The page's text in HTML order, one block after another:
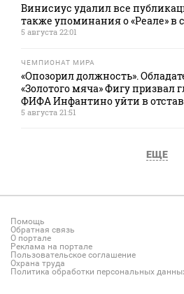
Винисиус удалил все
также упоминания о «Реале» в
5 августа 22:01
ЧЕМПИОНАТ МИРА
«Опозорил должность».
«Золотого мяча» Фигу призвал
ФИФА Инфантино уйти в
5 августа 21:51
ЕЩЕ
Помощь
Обратная связь
О портале
Реклама на портале
Пользовательское соглашение
Охрана труда
Политика обработки персональных